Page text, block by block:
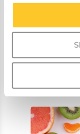
Set bevat 3
Materiaal:
BPA-vrij en
Recent bekeken